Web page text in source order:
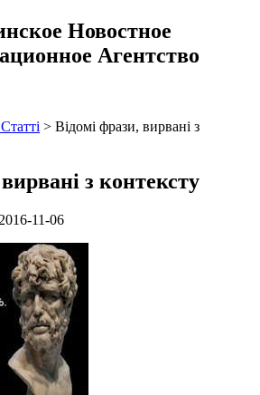
Новостное
Агентство
> Відомі фрази, вирвані з
з контексту
2016-11-06